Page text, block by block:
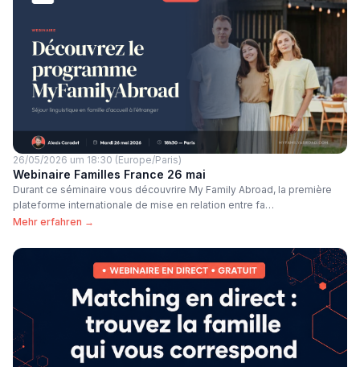
26/05/2026 um 18:30 (Europe/Paris)
Webinaire Familles France 26 mai
Durant ce séminaire vous découvrire My Family Abroad, la première
plateforme internationale de mise en relation entre fa…
Mehr erfahren →